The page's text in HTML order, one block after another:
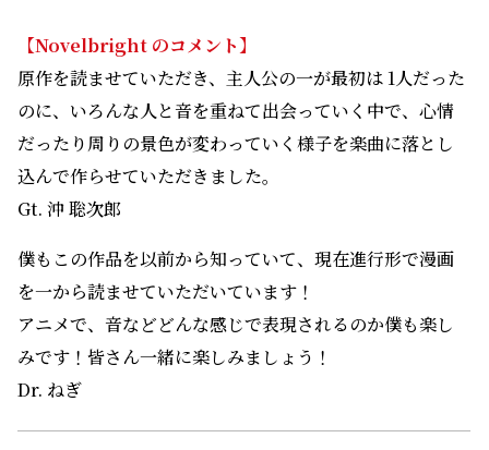
Gt. 沖 聡次郎
僕もこの作品を以前から知っていて、現在進行形で漫画
を一から読ませていただいています！
アニメで、音などどんな感じで表現されるのか僕も楽し
みです！皆さん一緒に楽しみましょう！
▼エンディングテーマ：夕さりのカノン feat.
『ユイカ』作詞・作曲 粗品
編曲 syudou
歌 『ユイカ』